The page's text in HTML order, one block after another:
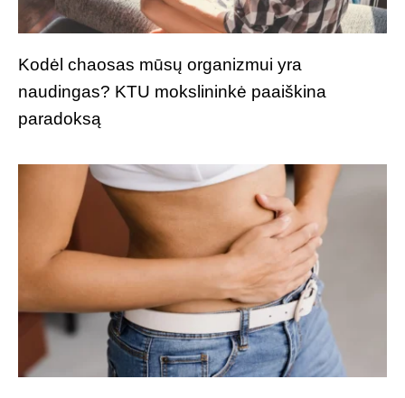
Kodėl chaosas mūsų organizmui yra
naudingas? KTU mokslininkė paaiškina
paradoksą